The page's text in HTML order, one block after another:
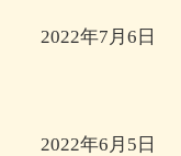
2022年7月6日
2022年6月5日